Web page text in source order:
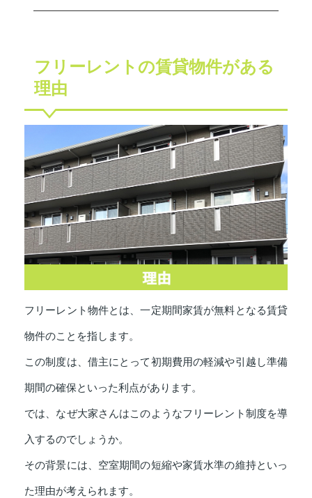
フリーレントの賃貸物件がある
理由
フリーレント物件とは、一定期間家賃が無料となる賃貸
物件のことを指します。
この制度は、借主にとって初期費用の軽減や引越し準備
期間の確保といった利点があります。
では、なぜ大家さんはこのようなフリーレント制度を導
入するのでしょうか。
その背景には、空室期間の短縮や家賃水準の維持といっ
た理由が考えられます。